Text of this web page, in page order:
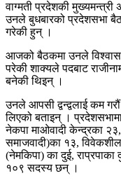
वाग्मती प्रदेशकी मुख्यमन्त्री
उनले बुधबारको प्रदेशसभा
गरेकी हुन् ।
आजको बैठकमा उनले
परेकी शाक्यले पदबाट
बनेकी थिइन् ।
उनले आपसी द्वन्द्वलाई कम
लिएको बताइन् ।
नेकपा माओवादी केन्द्रका
समाजवादी)का १३,
(नेमकिपा) का दुई, राप्रपाका
१०९ सदस्य छन् ।